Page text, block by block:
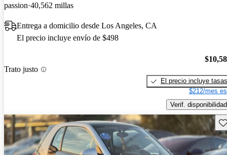
passion 40,562 millas
Entrega a domicilio desde Los Angeles, CA
El precio incluye envío de $498
Trato justo
El precio incluye tasas
$212/mes
Verif. disponibilidad